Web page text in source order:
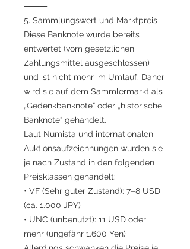
⸻
5. Sammlungswert und Marktpreis
Diese Banknote wurde bereits
entwertet (vom gesetzlichen
Zahlungsmittel ausgeschlossen)
und ist nicht mehr im Umlauf. Daher
wird sie auf dem Sammlermarkt als
„Gedenkbanknote“ oder „historische
Banknote“ gehandelt.
Laut Numista und internationalen
Auktionsaufzeichnungen wurden sie
je nach Zustand in den folgenden
Preisklassen gehandelt:
• VF (Sehr guter Zustand): 7–8 USD
(ca. 1.000 JPY)
• UNC (unbenutzt): 11 USD oder
mehr (ungefähr 1.600 Yen)